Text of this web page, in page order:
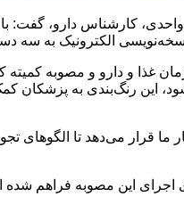
کارشناس دارو، گفت:
الکترونیک به سه
غذا و دارو و مصوبه
به پزشکان کمک
ما قرار می‌دهد تا
این مصوبه فراهم شده